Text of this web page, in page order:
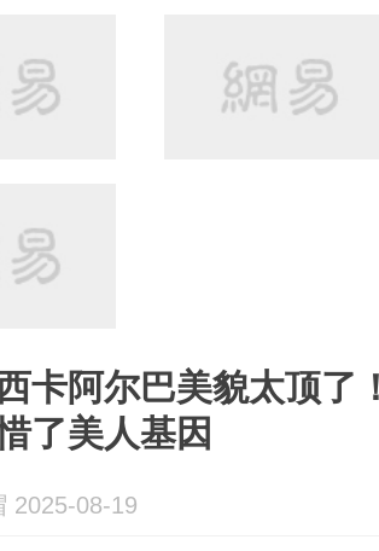
卡阿尔巴美貌太顶了
了美人基因
2025-08-19